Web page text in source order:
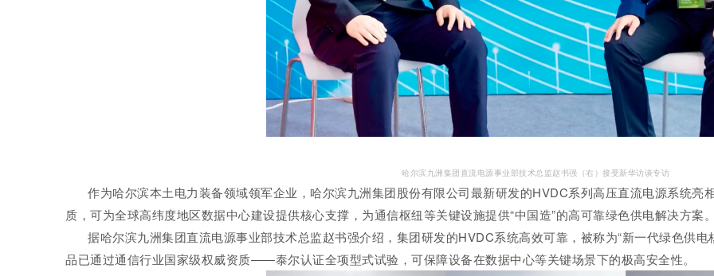
哈尔滨九洲集团直流电源事业部技术总监赵书强（右）接受新华访谈专访
作为哈尔滨本土电力装备领域领军企业，哈尔滨九洲集团股份有限公司最新研发的HVDC系列高压直流电源系统亮
质，可为全球高纬度地区数据中心建设提供核心支撑，为通信枢纽等关键设施提供“中国造”的高可靠绿色供电解决方案
据哈尔滨九洲集团直流电源事业部技术总监赵书强介绍，集团研发的HVDC系统高效可靠，被称为“新一代绿色供
品已通过通信行业国家级权威资质——泰尔认证全项型式试验，可保障设备在数据中心等关键场景下的极高安全性。